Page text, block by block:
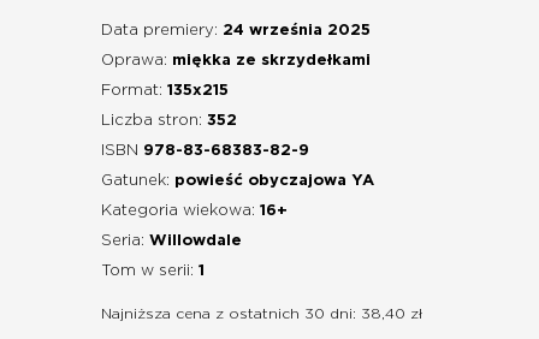
Data premiery: 24 września 2025
Oprawa: miękka ze skrzydełkami
Format: 135x215
Liczba stron: 352
ISBN 978-83-68383-82-9
Gatunek: powieść obyczajowa YA
Kategoria wiekowa: 16+
Seria: Willowdale
Tom w serii: 1
Najniższa cena z ostatnich 30 dni: 38,40 zł